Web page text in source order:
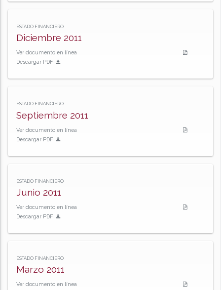
ESTADO FINANCIERO
Diciembre 2011
Ver documento en línea
Descargar PDF
ESTADO FINANCIERO
Septiembre 2011
Ver documento en línea
Descargar PDF
ESTADO FINANCIERO
Junio 2011
Ver documento en línea
Descargar PDF
ESTADO FINANCIERO
Marzo 2011
Ver documento en línea